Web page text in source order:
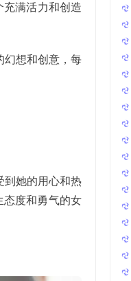
满活力和创造
幻想和创意，每
到她的用心和热
态度和勇气的女